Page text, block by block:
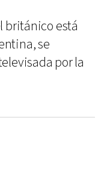
británico está
se
por la